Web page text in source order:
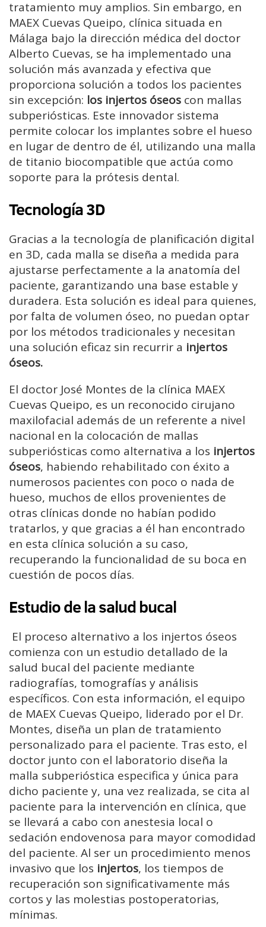
tratamiento muy amplios. Sin embargo, en
MAEX Cuevas Queipo, clínica situada en
Málaga bajo la dirección médica del doctor
Alberto Cuevas, se ha implementado una
solución más avanzada y efectiva que
proporciona solución a todos los pacientes
sin excepción: los injertos óseos con mallas
subperiósticas. Este innovador sistema
permite colocar los implantes sobre el hueso
en lugar de dentro de él, utilizando una malla
de titanio biocompatible que actúa como
soporte para la prótesis dental.
Tecnología 3D
Gracias a la tecnología de planificación digital
en 3D, cada malla se diseña a medida para
ajustarse perfectamente a la anatomía del
paciente, garantizando una base estable y
duradera. Esta solución es ideal para quienes,
por falta de volumen óseo, no puedan optar
por los métodos tradicionales y necesitan
una solución eficaz sin recurrir a injertos
óseos.
El doctor José Montes de la clínica MAEX
Cuevas Queipo, es un reconocido cirujano
maxilofacial además de un referente a nivel
nacional en la colocación de mallas
subperiósticas como alternativa a los injertos
óseos, habiendo rehabilitado con éxito a
numerosos pacientes con poco o nada de
hueso, muchos de ellos provenientes de
otras clínicas donde no habían podido
tratarlos, y que gracias a él han encontrado
en esta clínica solución a su caso,
recuperando la funcionalidad de su boca en
cuestión de pocos días.
Estudio de la salud bucal
El proceso alternativo a los injertos óseos
comienza con un estudio detallado de la
salud bucal del paciente mediante
radiografías, tomografías y análisis
específicos. Con esta información, el equipo
de MAEX Cuevas Queipo, liderado por el Dr.
Montes, diseña un plan de tratamiento
personalizado para el paciente. Tras esto, el
doctor junto con el laboratorio diseña la
malla subperióstica especifica y única para
dicho paciente y, una vez realizada, se cita al
paciente para la intervención en clínica, que
se llevará a cabo con anestesia local o
sedación endovenosa para mayor comodidad
del paciente. Al ser un procedimiento menos
invasivo que los injertos, los tiempos de
recuperación son significativamente más
cortos y las molestias postoperatorias,
mínimas.